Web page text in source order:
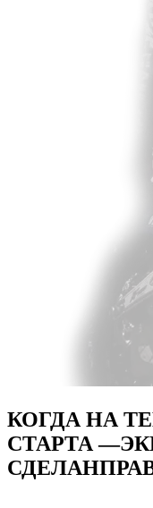
КОГДА НА
СТАРТА —
СДЕЛАН